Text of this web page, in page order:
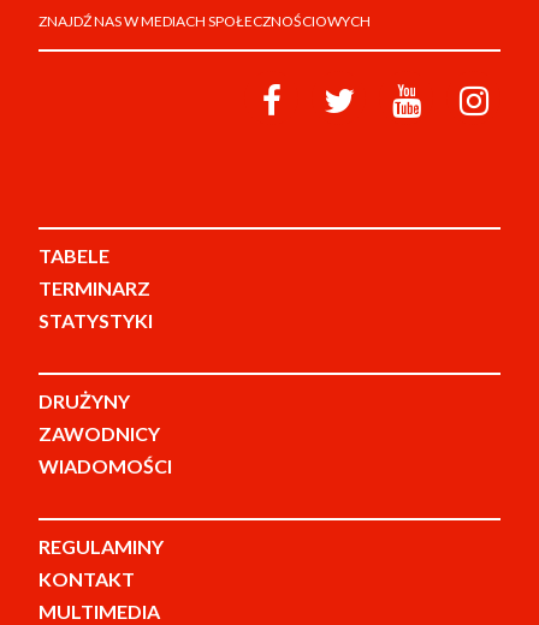
ZNAJDŹ NAS W MEDIACH SPOŁECZNOŚCIOWYCH
TABELE
TERMINARZ
STATYSTYKI
DRUŻYNY
ZAWODNICY
WIADOMOŚCI
REGULAMINY
KONTAKT
MULTIMEDIA